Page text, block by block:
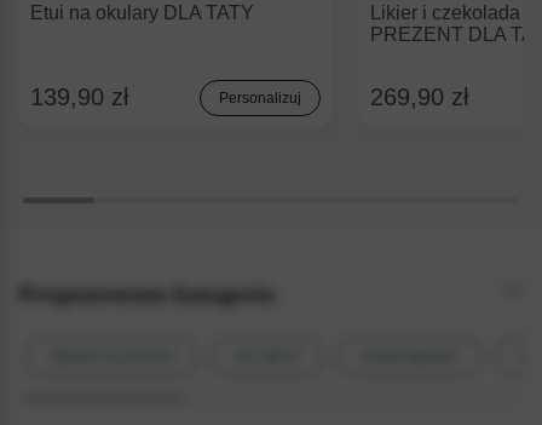
Etui na okulary DLA TATY
139,90 zł Personalizuj
Likier i czekolada z
PREZENT DLA
269,90 zł
Proponowane kategorie